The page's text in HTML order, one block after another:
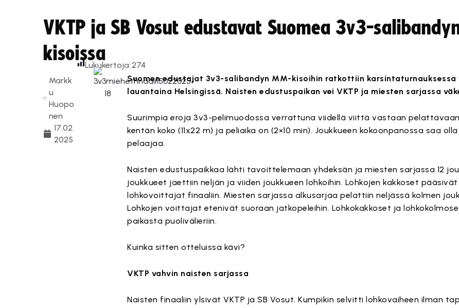
VKTP ja SB Vosut edustavat Suomea 3v3-
kisoissa
Markk
u
Huopo
nen
17.02.
2025
Lukukertoja:274
Suomen edustajat 3v3-salibandyn MM-kisoihin ratkottiin karsintaturnauksessa
lauantaina Helsingissä. Naisten edustuspaikan vei VKTP ja miesten sarjassa
Suurimpia eroja 3v3-pelimuodossa verrattuna viidellä viittä vastaan
kentän koko (11x22 m) ja peliaika on (2×10 min). Joukkueen kokoonpanossa saa
pelaajaa.
Naisten edustuspaikkaa lähti tavoittelemaan yhdeksän ja miesten sarjassa 12
joukkueet jaettiin neljän ja viiden joukkueen lohkoihin. Lohkojen kakkoset
lohkovoittajat finaaliin. Miesten sarjassa alkusarjaa pelattiin neljässä kolmen
Lohkojen voittajat etenivät suoraan jatkopeleihin. Lohkokakkoset ja
paikasta puolivälieriin.
Kuinka sitten otteluissa kävi?
VKTP vahvin naisten sarjassa
Naisten finaaliin ylsivät VKTP ja SB Vosut. Kumpikin selvitti lohkovaiheen ilman